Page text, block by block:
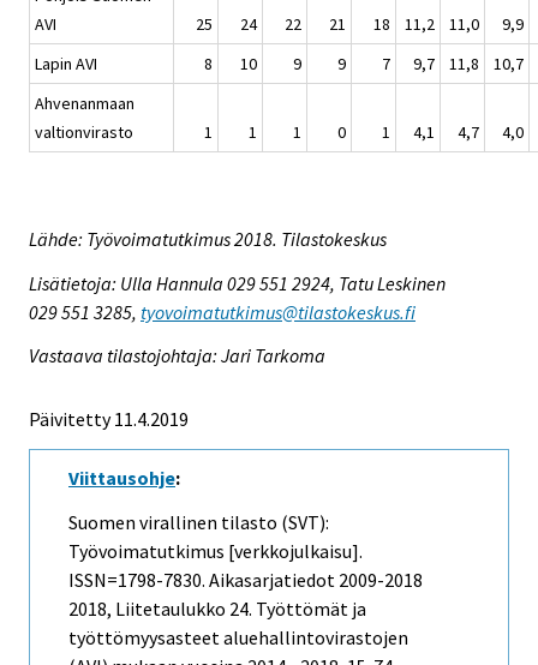
AVI
25 24 22 21 18 11,2 11,0
9,9
Lapin AVI
8 10 9 9 7 9,7 11,8
10,7
Ahvenanmaan
valtionvirasto
1 1 1 0 1 4,1 4,7 4,0
Lähde: Työvoimatutkimus 2018. Tilastokeskus
Lisätietoja: Ulla Hannula 029 551 2924, Tatu Leskinen
029 551 3285, tyovoimatutkimus@tilastokeskus.fi
Vastaava tilastojohtaja: Jari Tarkoma
Päivitetty 11.4.2019
Viittausohje:
Suomen virallinen tilasto (SVT):
Työvoimatutkimus [verkkojulkaisu].
ISSN=1798-7830. Aikasarjatiedot 2009-2018
2018, Liitetaulukko 24. Työttömät ja
työttömyysasteet aluehallintovirastojen